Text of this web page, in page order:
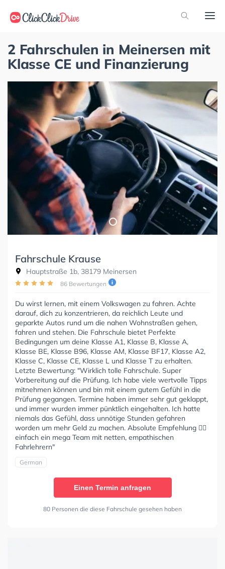
2 Fahrschulen in Meinersen mit
Klasse CE und Finanzierung
Fahrschule Krause
Hauptstraße 1b, 38179 Meinersen
86 Bewertungen
Du wirst lernen, mit einem Volkswagen zu fahren. Achte
darauf, dich zu konzentrieren, da reichlich Leute und
geparkte Autos rund um die nahen Wohnstraßen gehen,
fahren und stehen. Die Fahrschule bietet Perfekte
Bedingungen um deine Klasse A1, Klasse B, Klasse A,
Klasse BE, Klasse B96, Klasse AM, Klasse BF17, Klasse A2,
Klasse C, Klasse CE, Klasse L und Klasse T zu erhalten.
Letzte Bewertung: "Wirklich tolle Fahrschule. Super
Vorbereitung auf die Prüfung. Ich habe viele wertvolle Tipps
mitnehmen können und bin mit einem gutem Gefühl in die
Prüfung gegangen. Termine haben immer sehr gut geklappt,
und immer wurden immer pünktlich eingehalten. Ich hatte
niemals das Gefühl, dass unnötige Stunden gefahren
worden um mehr Geld zu machen. Absolute Empfehlung 👍🏻
einfach ein mega Team mit netten, empathischen
Fahrlehrern"
German
Einen Termin anfragen
80 Personen die diese Fahrschule gesehen haben